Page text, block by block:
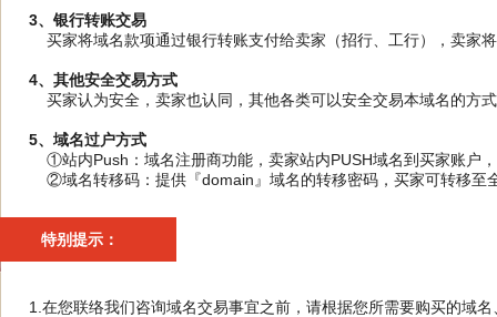
3、银行转账交易
买家将域名款项通过银行转账支付给卖家（招行、工行），卖家
4、其他安全交易方式
买家认为安全，卖家也认同，其他各类可以安全交易本域名的方
5、域名过户方式
①站内Push：域名注册商功能，卖家站内PUSH域名到买家账户
②域名转移码：提供『domain』域名的转移密码，买家可转移至
特别提示：
1.在您联络我们咨询域名交易事宜之前，请根据您所需要购买的域